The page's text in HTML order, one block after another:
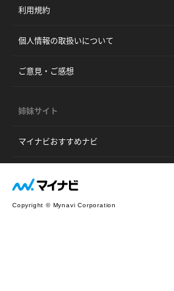
利用規約
個人情報の取扱いについて
ご意見・ご感想
姉妹サイト
マイナビおすすめナビ
Copyright © Mynavi Corporation